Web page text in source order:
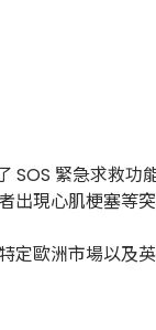
SOS 緊急求救
出現心肌梗塞等
定歐洲市場以及